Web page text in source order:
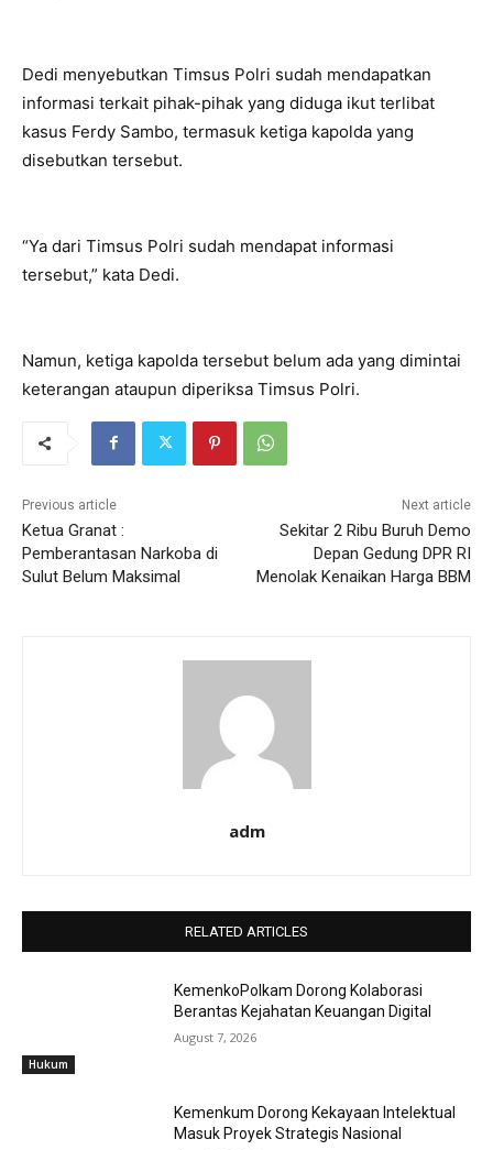
Dedi menyebutkan Timsus Polri sudah mendapatkan
informasi terkait pihak-pihak yang diduga ikut terlibat
kasus Ferdy Sambo, termasuk ketiga kapolda yang
disebutkan tersebut.
“Ya dari Timsus Polri sudah mendapat informasi
tersebut,” kata Dedi.
Namun, ketiga kapolda tersebut belum ada yang dimintai
keterangan ataupun diperiksa Timsus Polri.
Previous article
Ketua Granat :
Pemberantasan Narkoba di
Sulut Belum Maksimal
Next article
Sekitar 2 Ribu Buruh Demo
Depan Gedung DPR RI
Menolak Kenaikan Harga BBM
adm
RELATED ARTICLES
Hukum
KemenkoPolkam Dorong Kolaborasi
Berantas Kejahatan Keuangan Digital
August 7, 2026
Kemenkum Dorong Kekayaan Intelektual
Masuk Proyek Strategis Nasional